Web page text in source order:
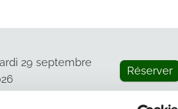
29 septembre
Réserver